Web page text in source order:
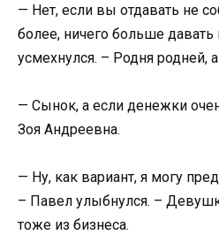
— Нет, если вы отдавать не
более, ничего больше
усмехнулся. – Родня родней,
— Сынок, а если денежки
Зоя Андреевна.
— Ну, как вариант, я могу
– Павел улыбнулся. –
тоже из бизнеса.